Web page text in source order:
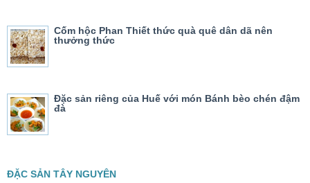
Cốm hộc Phan Thiết thức quà quê dân dã nên
thưởng thức
Đặc sản riêng của Huế với món Bánh bèo chén đậm
đà
ĐẶC SẢN TÂY NGUYÊN